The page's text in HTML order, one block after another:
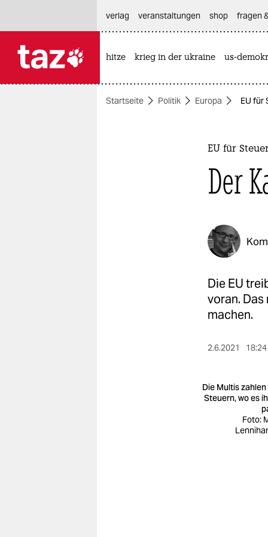
themen
verlag
veranstaltungen shop fragen
hitze krieg in der ukraine us-
Startseite Politik Europa EU für
EU für
Der
Die EU
voran.
machen.
2.6.2021
Die Multis
Steuern, wo es
Foto: